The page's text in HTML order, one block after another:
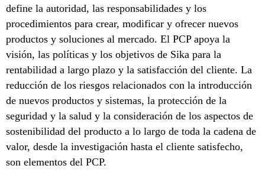
define la autoridad, las responsabilidades y los
procedimientos para crear, modificar y ofrecer nuevos
productos y soluciones al mercado. El PCP apoya la
visión, las políticas y los objetivos de Sika para la
rentabilidad a largo plazo y la satisfacción del cliente. La
reducción de los riesgos relacionados con la introducción
de nuevos productos y sistemas, la protección de la
seguridad y la salud y la consideración de los aspectos de
sostenibilidad del producto a lo largo de toda la cadena de
valor, desde la investigación hasta el cliente satisfecho,
son elementos del PCP.